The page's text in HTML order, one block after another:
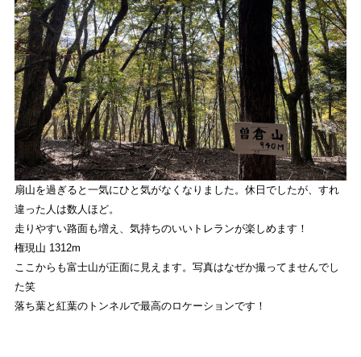
REVIEW
ストライトラボ東京本店独自の商品レビュー
STAFFBLOG
ストライトラボ東京本店のスタッフブログ
SHOP INFORMATION
ストライトラボ東京本店店舗情報
扇山を過ぎると一気にひと気がなくなりました。休日でしたが、すれ
違った人は数人ほど。
走りやすい路面も増え、気持ちのいいトレランが楽しめます！
権現山 1312m
ここからも富士山が正面に見えます。写真はなぜか撮ってませんでし
た笑
落ち葉と紅葉のトンネルで最高のロケーションです！